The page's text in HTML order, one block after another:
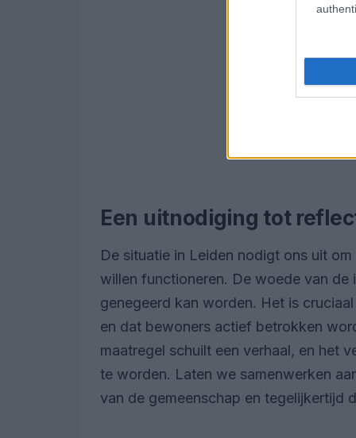
Een uitnodiging tot
De situatie in Leiden nodigt ons uit
willen functioneren. De woede van
genegeerd kan worden. Het is
en dat bewoners actief betrokken
maatregel schuilt een verhaal, en het
te worden. Laten we samenwerken
van de gemeenschap en tegelijkertijd